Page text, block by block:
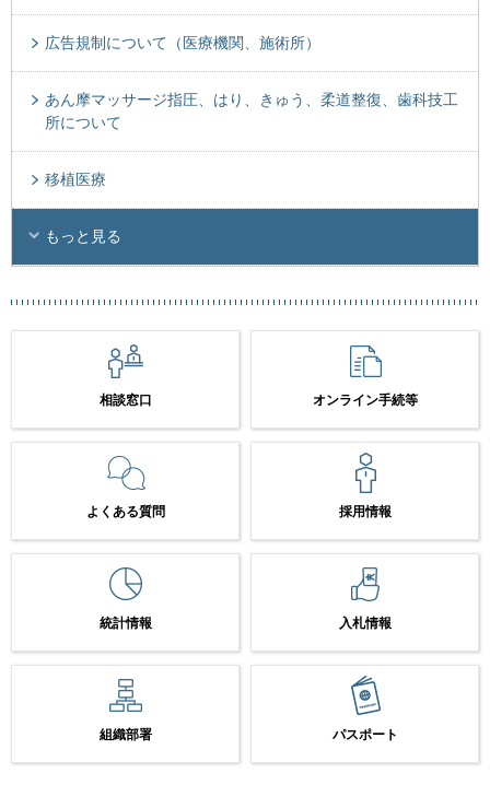
広告規制について（医療機関、施術所）
あん摩マッサージ指圧、はり、きゅう、柔道整復、歯科技工
所について
移植医療
もっと見る
相談窓口 オンライン手続等
よくある質問 採用情報
統計情報 入札情報
組織部署 パスポート